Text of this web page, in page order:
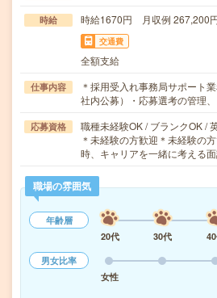
時給 時給1670円 月収例 267,200
交通費
全額支給
仕事内容
＊採用受入れ事務局サポート
社内公募）・応募選考の管理
応募資格
職種未経験OK / ブランクOK /
＊未経験の方歓迎＊未経験の
時、キャリアを一緒に考える
職場の雰囲気
年齢層
20代
30代
男女比率
女性